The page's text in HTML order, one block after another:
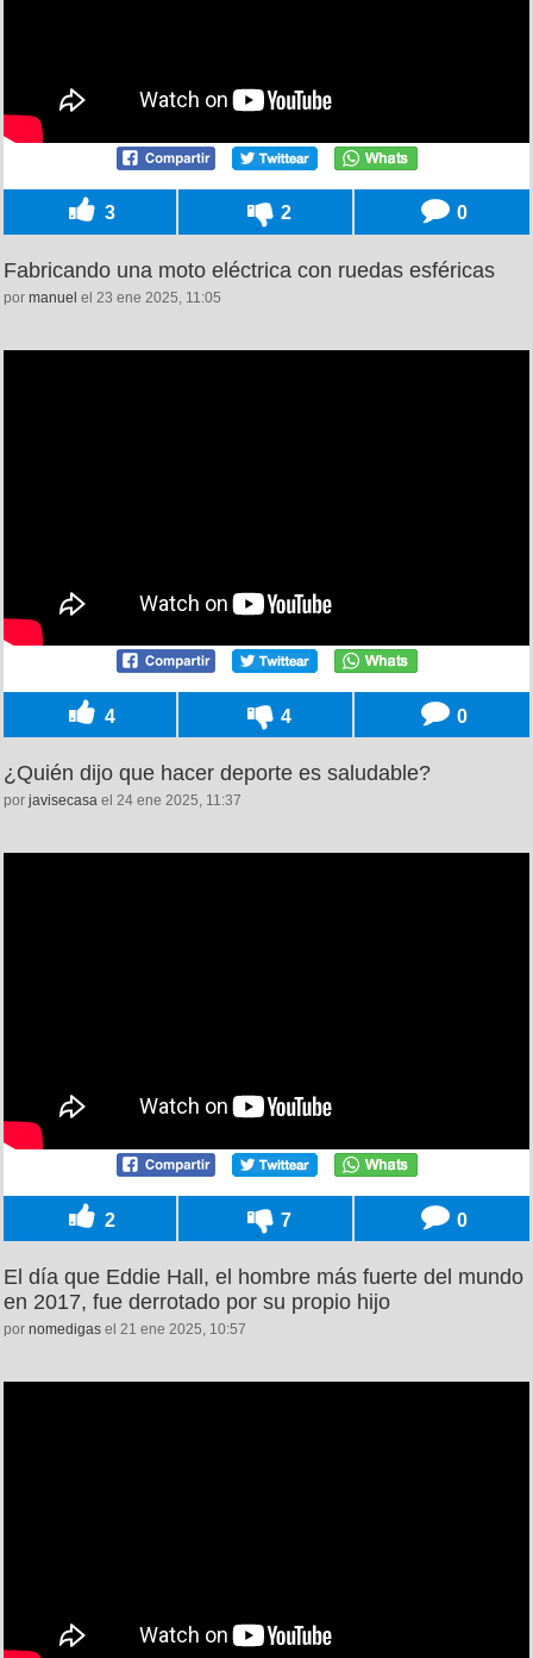
3 2 0
Fabricando una moto eléctrica con ruedas esféricas
por manuel el 23 ene 2025, 11:05
4 4 0
¿Quién dijo que hacer deporte es saludable?
por javisecasa el 24 ene 2025, 11:37
2 7 0
El día que Eddie Hall, el hombre más fuerte del mundo
en 2017, fue derrotado por su propio hijo
por nomedigas el 21 ene 2025, 10:57